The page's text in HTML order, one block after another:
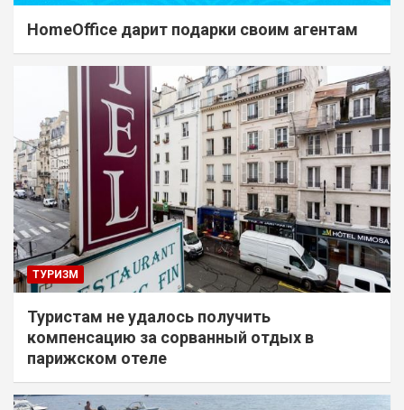
HomeOffice дарит подарки своим агентам
ТУРИЗМ
Туристам не удалось получить
компенсацию за сорванный отдых в
парижском отеле